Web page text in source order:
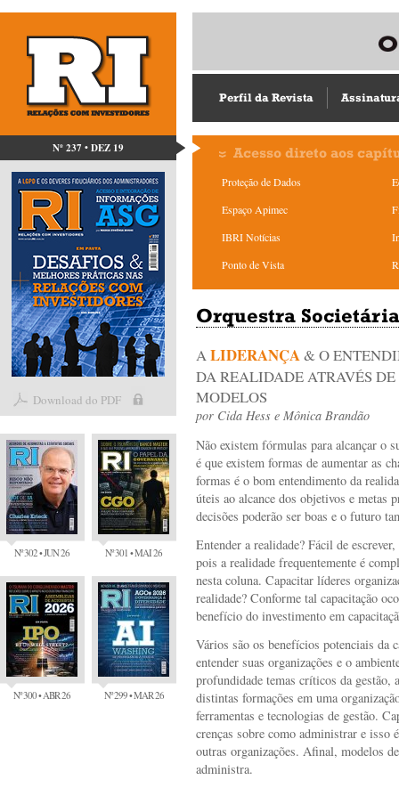
Nº 237 • DEZ 19
Download do PDF
Nº 302 • JUN 26 Nº 301 • MAI 26
Nº 300 • ABR 26 Nº 299 • MAR 26
Perfil da Revista
Acesso direto aos
Proteção de Dados
Espaço Apimec
IBRI Notícias
Ponto de Vista
Orquestra Societária
ALIDERANÇA& O
DA REALIDADE ATRAVÉS DE
MODELOS
por Cida Hess e Mônica Brandão
Não existem fórmulas para alcançar o
é que existem formas de aumentar as
formas é o bom entendimento da
úteis ao alcance dos objetivos e metas
decisões poderão ser boas e o futuro
Entender a realidade? Fácil de
pois a realidade frequentemente é
nesta coluna. Capacitar líderes
realidade? Conforme tal capacitação
benefício do investimento em
Vários são os benefícios potenciais da
entender suas organizações e o
profundidade temas críticos da
distintas formações em uma
ferramentas e tecnologias de gestão.
crenças sobre como administrar e isso
outras organizações. Afinal, modelos
administra.